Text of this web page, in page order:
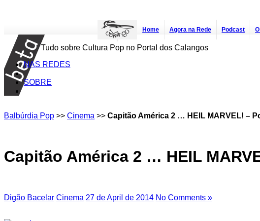
Home Agora na Rede Podcast
Tudo sobre Cultura Pop no Portal dos Calangos
NAS REDES
SOBRE
Balbúrdia Pop >> Cinema >> Capitão América 2 … HEIL MARVEL! –
Capitão América 2 … HEIL
Digão Bacelar Cinema 27 de April de 2014 No Comments »